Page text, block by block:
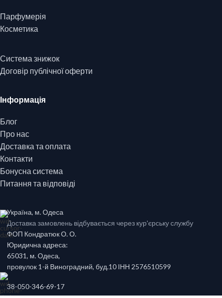
Парфумерія
Косметика
Система знижок
Договір публічної оферти
Інформація
Блог
Про нас
Доставка та оплата
Контакти
Бонусна система
Питання та відповіді
Україна, м. Одеса
Доставка замовлень відбувається через кур'єрську службу
ФОП Кондратюк О. О.
Юридична адреса:
65031, м. Одеса,
провулок 1-й Виноградний, буд.10 ІНН 2576510599
38-050-346-69-17